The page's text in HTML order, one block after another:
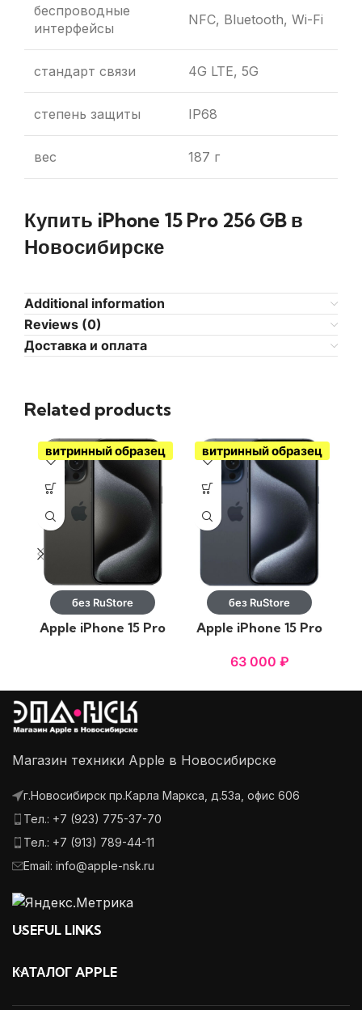
беспроводные
интерфейсы
NFC, Bluetooth, Wi-Fi
стандарт связи 4G LTE, 5G
степень защиты IP68
вес 187 г
Купить iPhone 15 Pro 256 GB в
Новосибирске
Additional information
Reviews (0)
Доставка и оплата
Related products
витринный образец
без RuStore
Apple iPhone 15 Pro
витринный образец
без RuStore
Apple iPhone 15 Pro
63 000 ₽
Магазин техники Apple в Новосибирске
г.Новосибирск пр.Карла Маркса, д.53а, офис 606
Тел.: +7 (923) 775-37-70
Тел.: +7 (913) 789-44-11
Email: info@apple-nsk.ru
USEFUL LINKS
КАТАЛОГ APPLE